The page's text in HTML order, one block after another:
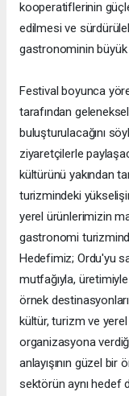
kooperatiflerinin
edilmesi ve
gastronominin
Festival boyunca
tarafından
buluşturulacağını
ziyaretçilerle
kültürünü yakından
turizmindeki
yerel ürünlerimizin
gastronomi
Hedefimiz; Ordu'yu
mutfağıyla,
örnek
kültür, turizm ve yerel
organizasyona
anlayışının güzel
sektörün aynı hedef